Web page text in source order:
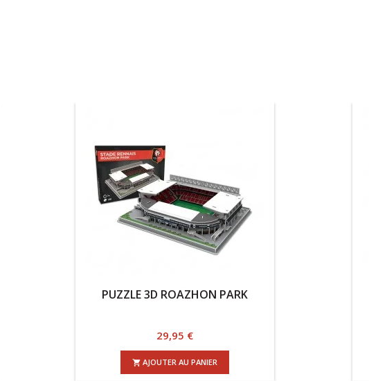
PUZZLE 3D ROAZHON PARK
Prix
29,95 €
 AJOUTER AU PANIER